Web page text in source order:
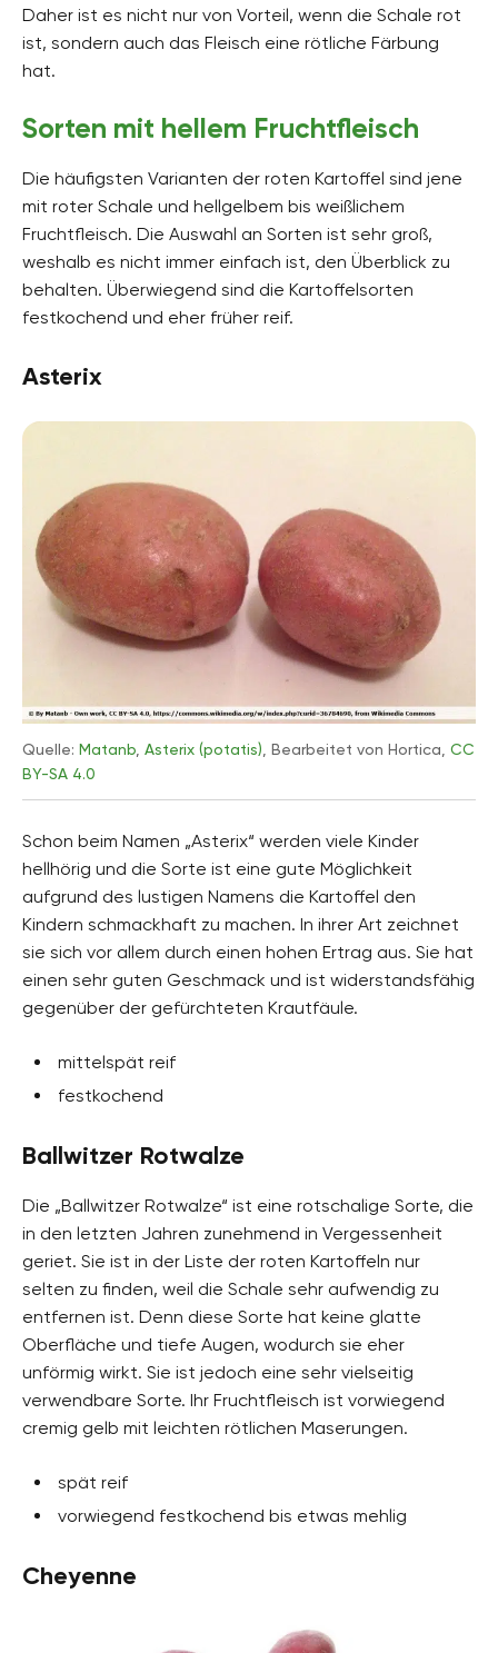
Daher ist es nicht nur von Vorteil, wenn die Schale rot
ist, sondern auch das Fleisch eine rötliche Färbung
hat.
Sorten mit hellem Fruchtfleisch
Die häufigsten Varianten der roten Kartoffel sind jene
mit roter Schale und hellgelbem bis weißlichem
Fruchtfleisch. Die Auswahl an Sorten ist sehr groß,
weshalb es nicht immer einfach ist, den Überblick zu
behalten. Überwiegend sind die Kartoffelsorten
festkochend und eher früher reif.
Asterix
Quelle: Matanb, Asterix (potatis), Bearbeitet von Hortica, CC
BY-SA 4.0
Schon beim Namen „Asterix“ werden viele Kinder
hellhörig und die Sorte ist eine gute Möglichkeit
aufgrund des lustigen Namens die Kartoffel den
Kindern schmackhaft zu machen. In ihrer Art zeichnet
sie sich vor allem durch einen hohen Ertrag aus. Sie hat
einen sehr guten Geschmack und ist widerstandsfähig
gegenüber der gefürchteten Krautfäule.
mittelspät reif
festkochend
Ballwitzer Rotwalze
Die „Ballwitzer Rotwalze“ ist eine rotschalige Sorte, die
in den letzten Jahren zunehmend in Vergessenheit
geriet. Sie ist in der Liste der roten Kartoffeln nur
selten zu finden, weil die Schale sehr aufwendig zu
entfernen ist. Denn diese Sorte hat keine glatte
Oberfläche und tiefe Augen, wodurch sie eher
unförmig wirkt. Sie ist jedoch eine sehr vielseitig
verwendbare Sorte. Ihr Fruchtfleisch ist vorwiegend
cremig gelb mit leichten rötlichen Maserungen.
spät reif
vorwiegend festkochend bis etwas mehlig
Cheyenne